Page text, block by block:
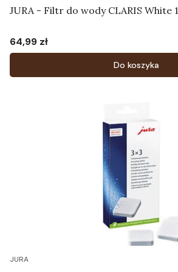
JURA - Filtr do wody CLARIS White
Cena
64,99 zł
Do koszyka
JURA